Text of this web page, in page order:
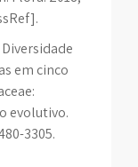
Diversidade
em cinco
evolutivo.
3305.